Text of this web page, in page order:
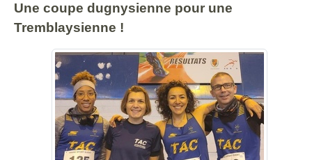
Une coupe dugnysienne pour une
Tremblaysienne !